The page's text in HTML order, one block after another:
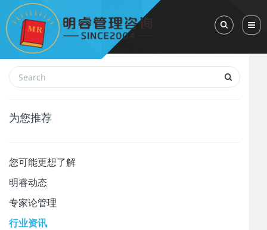
Toggle
为您推荐
您可能更想了解
明睿动态
专家论管理
行业资讯